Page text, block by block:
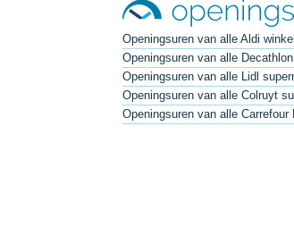
Openingsuren van alle Aldi
Openingsuren van alle
Openingsuren van alle Lidl
Openingsuren van alle Colruyt
Openingsuren van alle Carrefour